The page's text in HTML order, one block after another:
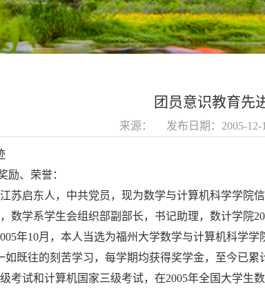
团员意识教育先
来源： 发布日期：2005-12-
励、荣誉：
苏启东人，中共党员，现为数学与计算机科学学院
数学系学生会组织部副部长，书记助理，数计学院
年10月，本人当选为福州大学数学与计算机科学学
如既往的刻苦学习，每学期均获得奖学金，至今已
考试和计算机国家三级考试，在2005年全国大学生